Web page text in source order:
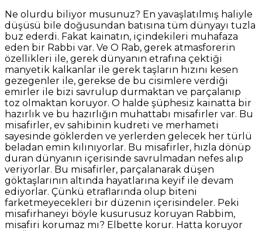
Ne olurdu biliyor musunuz? En yavaşlatılmış haliyle
düşüsü bile doğusundan batısına tüm dünyayı tuzla
buz ederdi. Fakat kainatın, içindekileri muhafaza
eden bir Rabbi var. Ve O Rab, gerek atmasforerin
özellikleri ile, gerek dünyanın etrafına çektiği
manyetik kalkanlar ile gerek taşların hızını kesen
gezegenler ile, gerekse de bu cisimlere verdiği
emirler ile bizi savrulup durmaktan ve parçalanıp
toz olmaktan koruyor. O halde şüphesiz kainatta bir
hazırlık ve bu hazırlığın muhattabı misafirler var. Bu
misafirler, ev sahibinin kudreti ve merhameti
sayesinde göklerden ve yerlerden gelecek her türlü
beladan emin kılınıyorlar. Bu misafirler, hızla dönüp
duran dünyanın içerisinde savrulmadan nefes alıp
veriyorlar. Bu misafirler, parçalanarak düşen
göktaşlarının altında hayatlarına keyif ile devam
ediyorlar. Çünkü etraflarında olup biteni
farketmeyecekleri bir düzenin içerisindeler. Peki
misafirhaneyi böyle kusurusuz koruyan Rabbim,
misafiri korumaz mı? Elbette korur. Hatta koruyor